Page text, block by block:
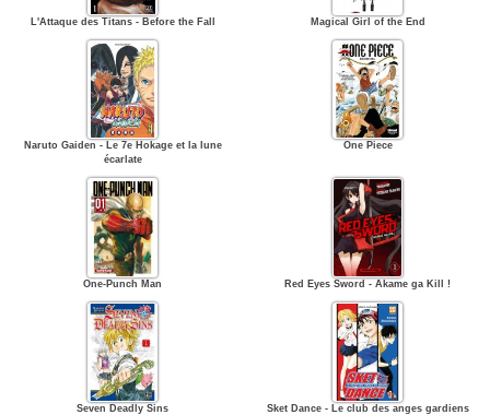
L'Attaque des Titans - Before the Fall Magical Girl of the End
Naruto Gaiden - Le 7e Hokage et la lune
écarlate
One Piece
One-Punch Man Red Eyes Sword - Akame ga Kill !
Seven Deadly Sins Sket Dance - Le club des anges gardiens